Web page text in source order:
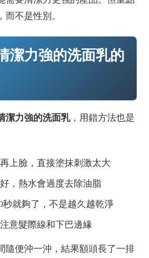
不是性別。
潔力強的洗面乳的
潔力強的洗面乳，用錯方法也是
上臉，直接塗抹刺激太大
，熱水會過度去除油脂
秒就夠了，不是越久越乾淨
意髮際線和下巴邊緣
隨便沖一沖，結果額頭長了一排